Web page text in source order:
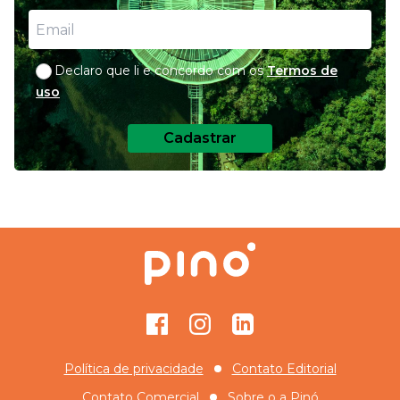
Declaro que li e concordo com os Termos de
uso
Cadastrar
FacebookInstagramGitHub
Política de privacidade
Contato Editorial